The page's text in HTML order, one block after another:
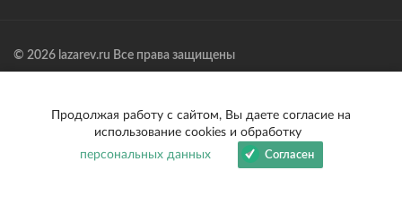
© 2026 lazarev.ru Все права защищены
Банк: ОАО "АЛЬФА-БАНК" БИК: 044525593, К/С:
30101810200000000593
Продолжая работу с сайтом, Вы даете согласие на
использование cookies и обработку
персональных данных
Согласен